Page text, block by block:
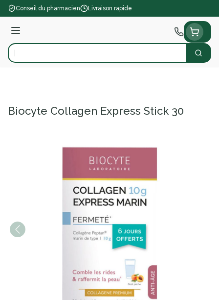
Aller au contenu
Conseil du pharmacien Livraison rapide
Menu
Rechercher
Biocyte Collagen Express Stick 30